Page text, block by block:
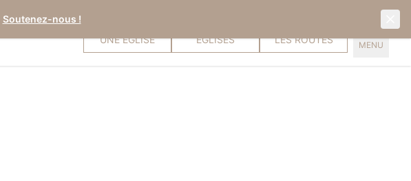
Soutenez-nous !
UNE ÉGLISE
ÉGLISES
LES ROUTES
MENU